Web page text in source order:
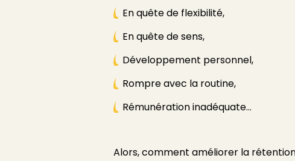
En quête de flexibilité,
En quête de sens,
Développement personnel,
Rompre avec la routine,
Rémunération inadéquate...
Alors, comment améliorer la